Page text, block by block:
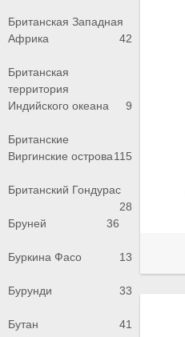
Британская Западная
Африка
42
Британская
территория
Индийского океана
9
Британские
Виргинские острова115
Британский Гондурас
28
Бруней
36
Буркина Фасо 13
Бурунди 33
Бутан 41